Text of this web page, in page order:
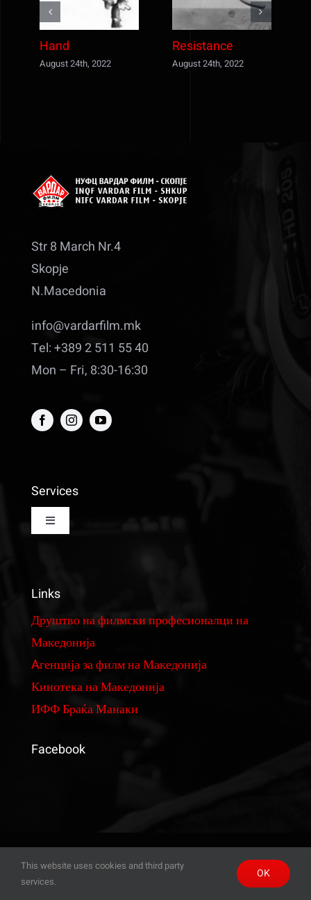
Hand
August 24th, 2022
Resistance
August 24th, 2022
Str 8 March Nr.4
Skopje
N.Macedonia
info@vardarfilm.mk
Tel: +389 2 511 55 40
Mon – Fri, 8:30-16:30
Services
Toggle
Navigation
Sound design&effects studio
Collection of costumes & film requisites
Renting Colour grading & editing studio
Logistics
Links
Друштво на филмски професионалци на
Македонија
Aгенција за филм на Македонија
Кинотека на Македонија
ИФФ Браќа Манаки
Facebook
Albart| All
Rights Reserved
This website uses cookies and third party
services.
OK